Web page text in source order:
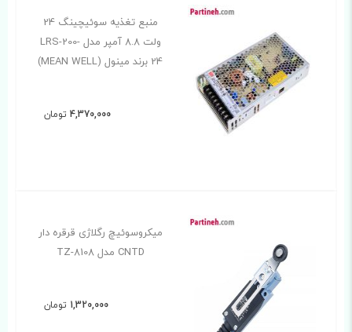
منبع تغذیه سوئیچینگ 24
ولت 8.8 آمپر مدل LRS-200-
24 برند مینول (MEAN WELL)
4,370,000 تومان
میکروسوئیچ رگلاژی قرقره دار
CNTD مدل TZ-8108
1,320,000 تومان